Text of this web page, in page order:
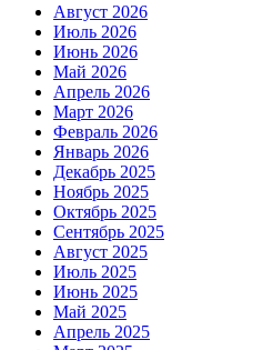
Август 2026
Июль 2026
Июнь 2026
Май 2026
Апрель 2026
Март 2026
Февраль 2026
Январь 2026
Декабрь 2025
Ноябрь 2025
Октябрь 2025
Сентябрь 2025
Август 2025
Июль 2025
Июнь 2025
Май 2025
Апрель 2025